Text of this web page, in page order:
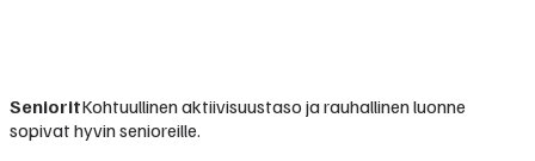
SenioritKohtuullinen aktiivisuustaso ja rauhallinen luonne
sopivat hyvin senioreille.